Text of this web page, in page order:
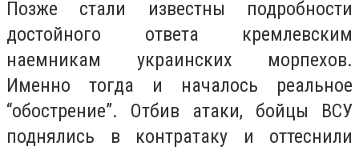
Позже стали известны подробности
достойного ответа кремлевским
наемникам украинских морпехов.
Именно тогда и началось реальное
“обострение”. Отбив атаки, бойцы ВСУ
поднялись в контратаку и оттеснили